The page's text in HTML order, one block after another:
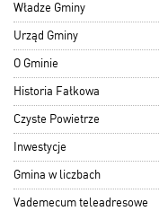
Władze Gminy
Urząd Gminy
O Gminie
Historia Fałkowa
Czyste Powietrze
Inwestycje
Gmina w liczbach
Vademecum teleadresowe